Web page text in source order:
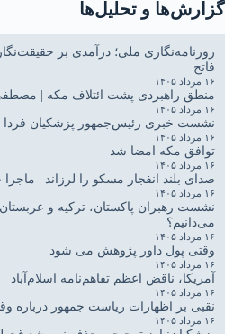
گزارش‌ها و تحلیل‌ها
روزنامه‌نگاری ملی؛ درآمدی بر
فاتح
۱۶ مرداد ۱۴۰۵
منطق راهبردی پشت ائتلاف مکه |
۱۶ مرداد ۱۴۰۵
نشست خبری رئیس‌جمهور پزشکیان فردا
۱۶ مرداد ۱۴۰۵
توافق مکه امضا شد
۱۶ مرداد ۱۴۰۵
صدای بلند انفجار مسکو را لرزاند | ماجرا
۱۶ مرداد ۱۴۰۵
نشست رهبران پاکستان، ترکیه و
می‌دانیم؟
۱۶ مرداد ۱۴۰۵
وقتی پول داور پژوهش می شود
۱۶ مرداد ۱۴۰۵
آمریکا، ناقض اعظم تفاهم‌نامه اسلام‌آباد
۱۶ مرداد ۱۴۰۵
نقبی بر اظهارات ریاست جمهور درباره
۱۶ مرداد ۱۴۰۵